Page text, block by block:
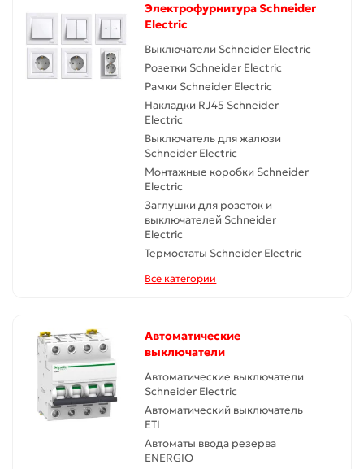
Электрофурнитура Schneider
Electric
Выключатели Schneider Electric
Розетки Schneider Electric
Рамки Schneider Electric
Накладки RJ45 Schneider
Electric
Выключатель для жалюзи
Schneider Electric
Монтажные коробки Schneider
Electric
Заглушки для розеток и
выключателей Schneider
Electric
Термостаты Schneider Electric
Все категории
Автоматические
выключатели
Автоматические выключатели
Schneider Electric
Автоматический выключатель
ETI
Автоматы ввода резерва
ENERGIO